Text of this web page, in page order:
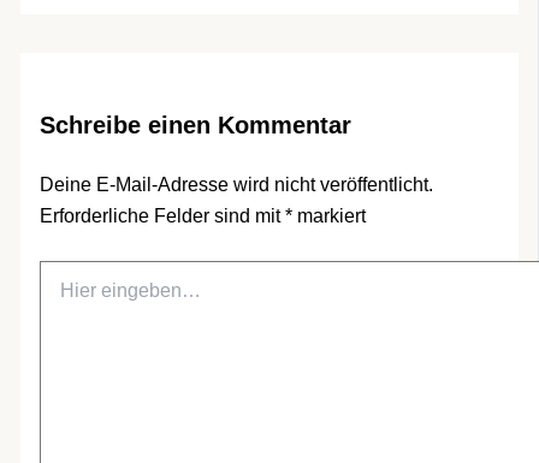
Schreibe einen Kommentar
Deine E-Mail-Adresse wird nicht veröffentlicht.
Erforderliche Felder sind mit*markiert
eingeben…